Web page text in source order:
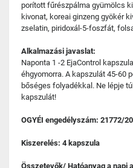
porított fűrészpálma gyümölcs
kivonat, koreai ginzeng gyökér
zselatin, piridoxál-5-foszfát,
Alkalmazási javaslat:
Naponta 1 -2 EjaControl
éhgyomorra. A kapszulát 45-60
bőséges folyadékkal. Ne lépje
kapszulát!
OGYÉI engedélyszám: 21772/
Kiszerelés: 4 kapszula
Összetevők/ Hatóanyag a napi